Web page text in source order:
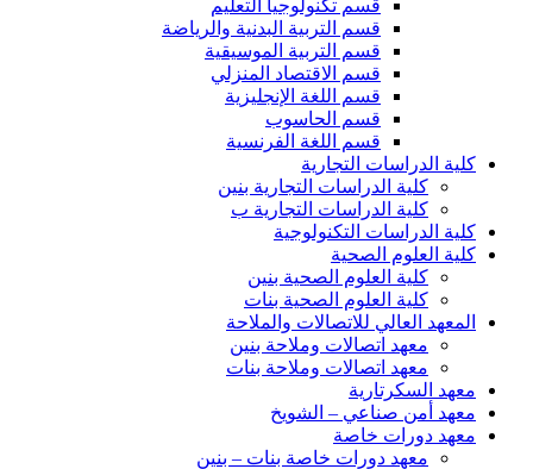
قسم تكنولوجيا التعليم
قسم التربية البدنية والرياضة
قسم التربية الموسيقية
قسم الاقتصاد المنزلي
قسم اللغة الإنجليزية
قسم الحاسوب
قسم اللغة الفرنسية
كلية الدراسات التجارية
كلية الدراسات التجارية بنين
كلية الدراسات التجارية ب
كلية الدراسات التكنولوجية
كلية العلوم الصحية
كلية العلوم الصحية بنين
كلية العلوم الصحية بنات
المعهد العالي للاتصالات والملاحة
معهد اتصالات وملاحة بنين
معهد اتصالات وملاحة بنات
معهد السكرتارية
معهد أمن صناعي – الشويخ
معهد دورات خاصة
معهد دورات خاصة بنات – بنين